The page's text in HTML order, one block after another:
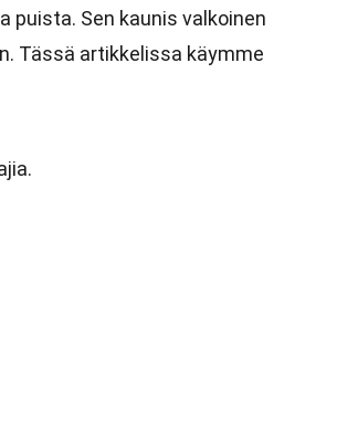
puista. Sen kaunis valkoinen
Tässä artikkelissa käymme